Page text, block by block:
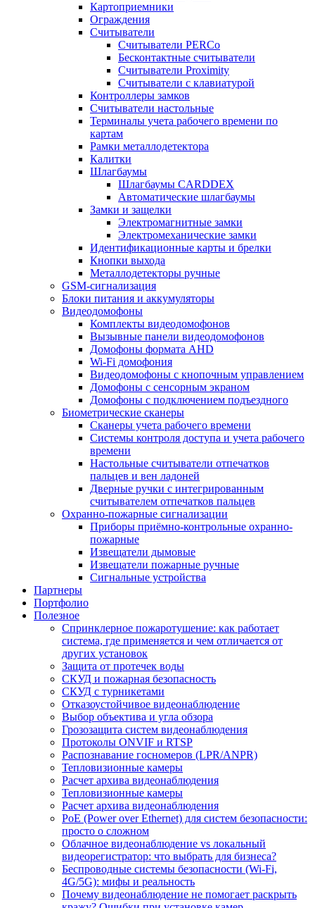
Картоприемники
Ограждения
Считыватели
Считыватели PERCo
Бесконтактные считыватели
Считыватели Proximity
Считыватели с клавиатурой
Контроллеры замков
Считыватели настольные
Терминалы учета рабочего времени по
картам
Рамки металлодетектора
Калитки
Шлагбаумы
Шлагбаумы CARDDEX
Автоматические шлагбаумы
Замки и защелки
Электромагнитные замки
Электромеханические замки
Идентификационные карты и брелки
Кнопки выхода
Металлодетекторы ручные
GSM-сигнализация
Блоки питания и аккумуляторы
Видеодомофоны
Комплекты видеодомофонов
Вызывные панели видеодомофонов
Домофоны формата AHD
Wi-Fi домофония
Видеодомофоны с кнопочным управлением
Домофоны с сенсорным экраном
Домофоны с подключением подъездного
Биометрические сканеры
Сканеры учета рабочего времени
Системы контроля доступа и учета рабочего
времени
Настольные считыватели отпечатков
пальцев и вен ладоней
Дверные ручки с интегрированным
считывателем отпечатков пальцев
Охранно-пожарные сигнализации
Приборы приёмно-контрольные охранно-
пожарные
Извещатели дымовые
Извещатели пожарные ручные
Сигнальные устройства
Партнеры
Портфолио
Полезное
Спринклерное пожаротушение: как работает
система, где применяется и чем отличается от
других установок
Защита от протечек воды
СКУД и пожарная безопасность
СКУД с турникетами
Отказоустойчивое видеонаблюдение
Выбор объектива и угла обзора
Грозозащита систем видеонаблюдения
Протоколы ONVIF и RTSP
Распознавание госномеров (LPR/ANPR)
Тепловизионные камеры
Расчет архива видеонаблюдения
Тепловизионные камеры
Расчет архива видеонаблюдения
PoE (Power over Ethernet) для систем безопасности:
просто о сложном
Облачное видеонаблюдение vs локальный
видеорегистратор: что выбрать для бизнеса?
Беспроводные системы безопасности (Wi-Fi,
4G/5G): мифы и реальность
Почему видеонаблюдение не помогает раскрыть